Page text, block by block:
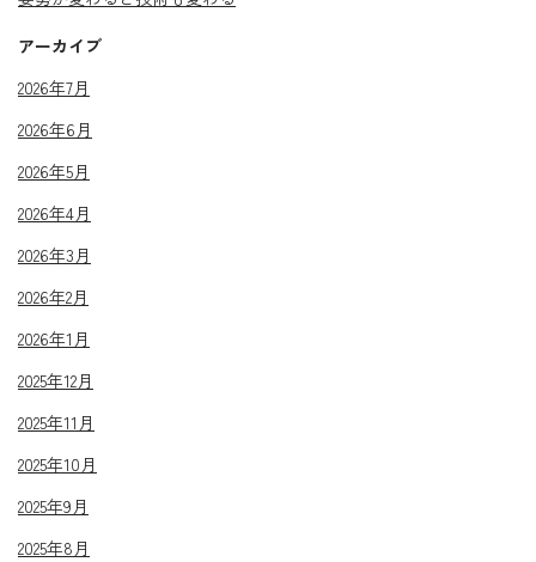
アーカイブ
2026年7月
2026年6月
2026年5月
2026年4月
2026年3月
2026年2月
2026年1月
2025年12月
2025年11月
2025年10月
2025年9月
2025年8月